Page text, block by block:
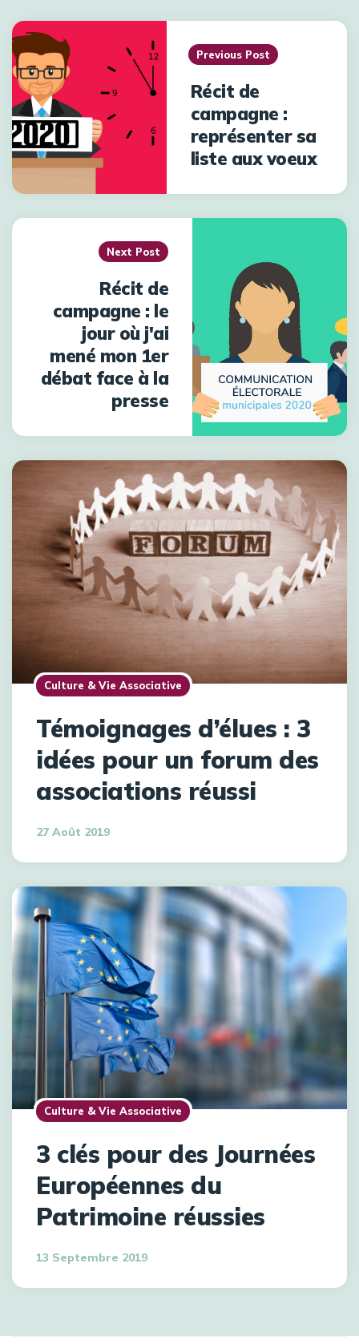
Previous Post
Récit de
campagne :
représenter sa
liste aux voeux
Next Post
Récit de
campagne : le
jour où j'ai
mené mon 1er
débat face à la
presse
Culture & Vie Associative
Témoignages d’élues : 3
idées pour un forum des
associations réussi
27 Août 2019
Culture & Vie Associative
3 clés pour des Journées
Européennes du
Patrimoine réussies
13 Septembre 2019